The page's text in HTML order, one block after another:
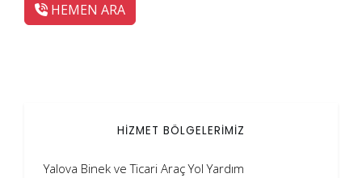
HEMEN ARA
HİZMET BÖLGELERİMİZ
Yalova Binek ve Ticari Araç Yol Yardım